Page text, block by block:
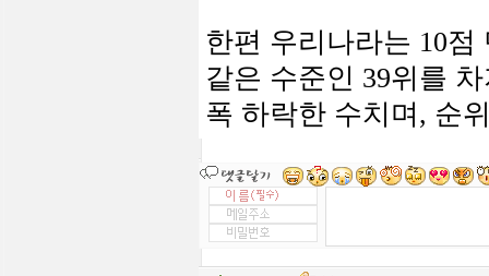
한편 우리나라는 10
같은 수준인 39위를
폭 하락한 수치며, 순